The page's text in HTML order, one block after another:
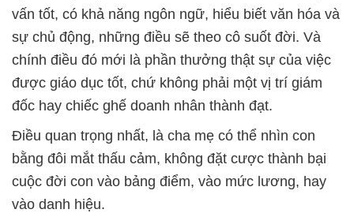
vấn tốt, có khả năng ngôn ngữ, hiểu biết văn hóa và
sự chủ động, những điều sẽ theo cô suốt đời. Và
chính điều đó mới là phần thưởng thật sự của việc
được giáo dục tốt, chứ không phải một vị trí giám
đốc hay chiếc ghế doanh nhân thành đạt.
Điều quan trọng nhất, là cha mẹ có thể nhìn con
bằng đôi mắt thấu cảm, không đặt cược thành bại
cuộc đời con vào bảng điểm, vào mức lương, hay
vào danh hiệu.